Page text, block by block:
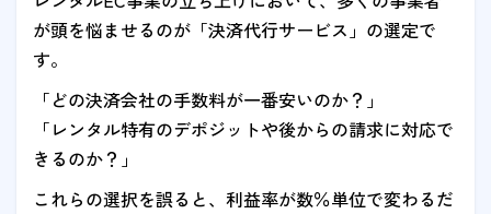
が頭を悩ませるのが「決済代行サービス」の選定で
す。
「どの決済会社の手数料が一番安いのか？」
「レンタル特有のデポジットや後からの請求に対応で
きるのか？」
これらの選択を誤ると、利益率が数％単位で変わるだ